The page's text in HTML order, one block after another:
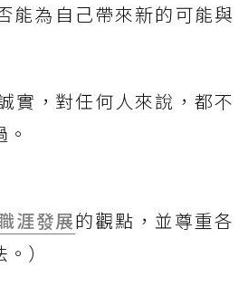
能為自己帶來新的可能與
實，對任何人來說，都不
涯發展的觀點，並尊重各
）